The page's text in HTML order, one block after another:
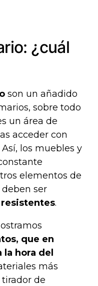
¿cuál
son un añadido
sobre todo
un área de
acceder con
los muebles y
elementos de
ser
.
que en
hora del
más
de